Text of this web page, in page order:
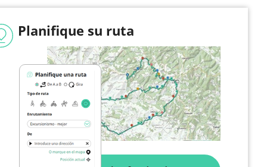
Planifique su ruta